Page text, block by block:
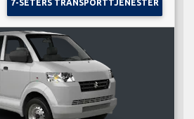
7-SETERS TRANSPORTTJENESTER